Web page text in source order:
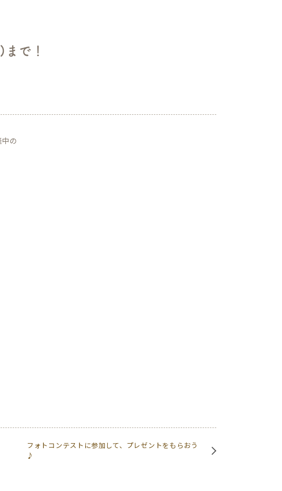
で！
の
フォトコンテストに参加して、プレゼントをもらおう
♪